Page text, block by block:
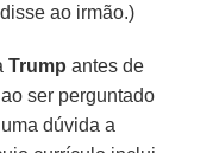
ao irmão.)
Trump antes de
ser perguntado
dúvida a